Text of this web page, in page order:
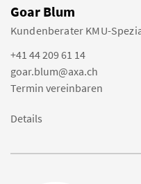
Goar Blum
Kundenberater KMU-
+41 44 209 61 14
goar.blum@axa.ch
Termin vereinbaren
Details